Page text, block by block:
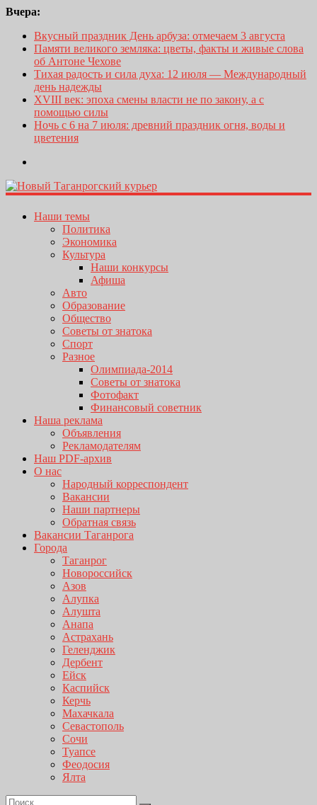
Вчера:
Вкусный праздник День арбуза: отмечаем 3 августа
Памяти великого земляка: цветы, факты и живые слова
об Антоне Чехове
Тихая радость и сила духа: 12 июля — Международный
день надежды
XVIII век: эпоха смены власти не по закону, а с
помощью силы
Ночь с 6 на 7 июля: древний праздник огня, воды и
цветения
Наши темы
Политика
Экономика
Культура
Наши конкурсы
Афиша
Авто
Образование
Общество
Советы от знатока
Спорт
Разное
Олимпиада-2014
Советы от знатока
Фотофакт
Финансовый советник
Наша реклама
Объявления
Рекламодателям
Наш PDF-архив
О нас
Народный корреспондент
Вакансии
Наши партнеры
Обратная связь
Вакансии Таганрога
Города
Таганрог
Новороссийск
Азов
Алупка
Алушта
Анапа
Астрахань
Геленджик
Дербент
Ейск
Каспийск
Керчь
Махачкала
Севастополь
Сочи
Туапсе
Феодосия
Ялта